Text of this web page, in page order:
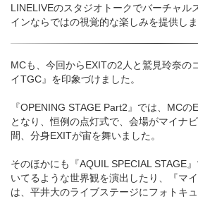
LINELIVEのスタジオトークでバーチャル
インならではの視覚的な楽しみを提供しま
MCも、今回からEXITの2人と鷲見玲奈の
イTGC』を印象づけました。
『OPENING STAGE Part2』では、MCの
となり、恒例の点灯式で、会場がマイナ
間、分身EXITが宙を舞いました。
そのほかにも『AQUIL SPECIAL STAGE
いてるような世界観を演出したり、『マ
は、平井大のライブステージにフォトキ